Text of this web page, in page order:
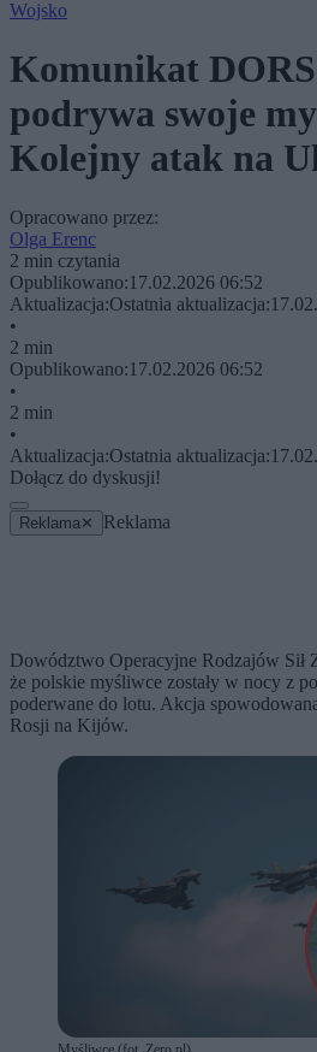
Wojsko
Komunikat
podrywa swoje
Kolejny atak na
Opracowano przez:
Olga Erenc
2 min czytania
Opublikowano:17.02.2026 06:52
Aktualizacja:Ostatnia aktualizacja:
•
2 min
Opublikowano:17.02.2026 06:52
•
2 min
•
Aktualizacja:Ostatnia aktualizacja:
Dołącz do dyskusji!
Reklama ✕ Reklama
Dowództwo Operacyjne Rodzajów Sił
że polskie myśliwce zostały w nocy z
poderwane do lotu. Akcja
Rosji na Kijów.